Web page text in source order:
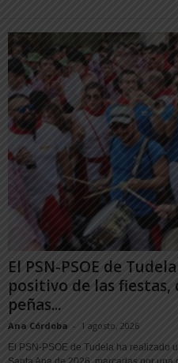
El PSN-PSOE de
positivo de las fiestas,
peñas...
Ana Córdoba - 1 agosto, 2026
El PSN-PSOE de Tudela ha realizado